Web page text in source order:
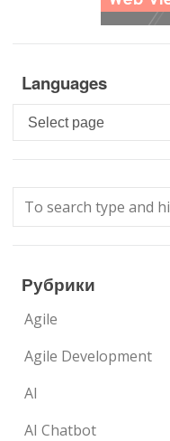
Languages
Languages
Рубрики
Agile
Agile Development
AI
AI Chatbot